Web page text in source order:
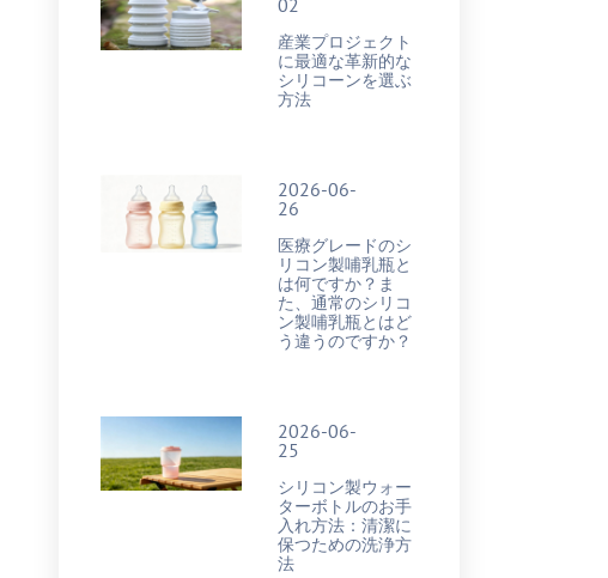
02
産業プロジェクト
に最適な革新的な
シリコーンを選ぶ
方法
2026-06-
26
医療グレードのシ
リコン製哺乳瓶と
は何ですか？ま
た、通常のシリコ
ン製哺乳瓶とはど
う違うのですか？
2026-06-
25
シリコン製ウォー
ターボトルのお手
入れ方法：清潔に
保つための洗浄方
法